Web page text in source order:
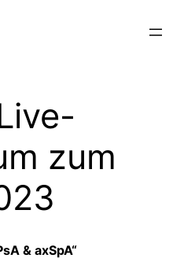
zum
& axSpA“